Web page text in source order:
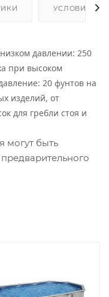
УСЛОВИЯ
давлении: 250
при высоком
20 фунтов на
изделий, от
для гребли стоя и
могут быть